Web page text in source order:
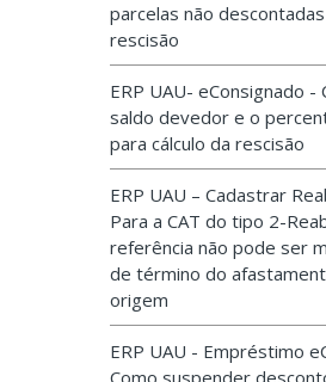
parcelas não
rescisão
ERP UAU- eConsignado
saldo devedor e o
para cálculo da rescisão
ERP UAU – Cadastrar
Para a CAT do tipo 2-
referência não pode ser
de término do
origem
ERP UAU - Empréstimo
Como suspender